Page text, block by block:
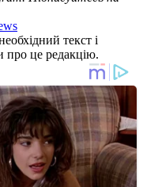
текст і
про це редакцію.